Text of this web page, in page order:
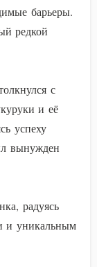
барьеры.
редкой
с
и её
успеху
вынужден
радуясь
и уникальным